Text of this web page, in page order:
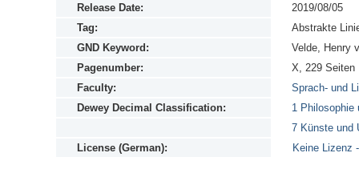
Release Date:
2019/08/05
Tag:
Abstrakte
GND Keyword:
Velde, Henry
Pagenumber:
X, 229 Seiten
Faculty:
Sprach- und
Dewey Decimal Classification:
1 Philosophie
7 Künste und
License (German):
Keine Lizenz